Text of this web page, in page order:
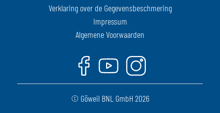
Verklaring over de Gegevensbeschmering
Impressum
Algemene Voorwaarden
Facebook
YoutubeInstagram
© Göweil BNL GmbH 2026